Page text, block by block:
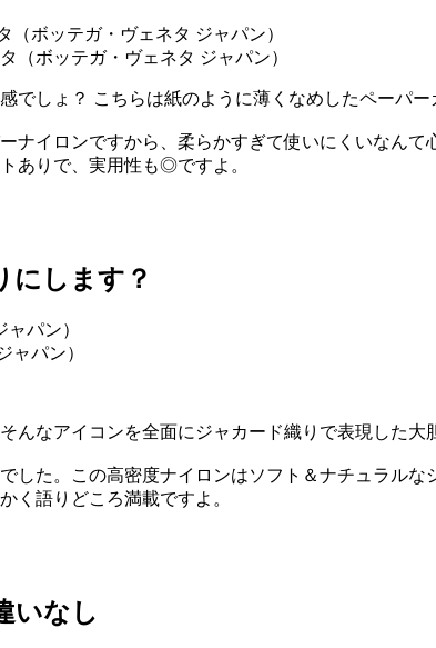
（ボッテガ・ヴェネタ ジャパン）
しょ？ こちらは紙のように薄くなめしたペーパー
ナイロンですから、柔らかすぎて使いにくいなん
ありで、実用性も◎ですよ。
にします？
ャパン）
なアイコンを全面にジャカード織りで表現した大
した。この高密度ナイロンはソフト＆ナチュラル
く語りどころ満載ですよ。
いなし